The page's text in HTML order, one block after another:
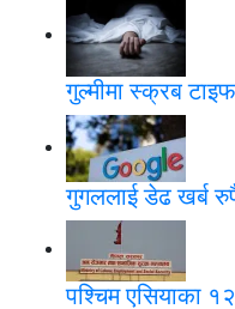
गुल्मीमा स्क्रब
गुगललाई डेढ खर्ब
पश्चिम एसियाका